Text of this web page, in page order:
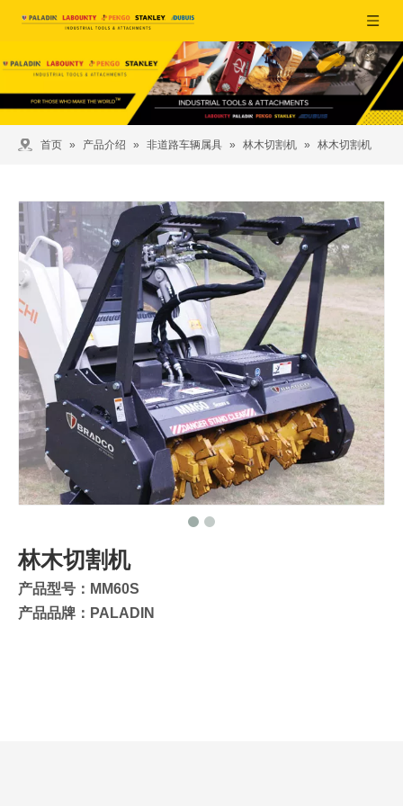
首页 » 产品介绍 » 非道路车辆属具 » 林木切割机 » 林木切割机
林木切割机
产品型号：MM60S
产品品牌：PALADIN